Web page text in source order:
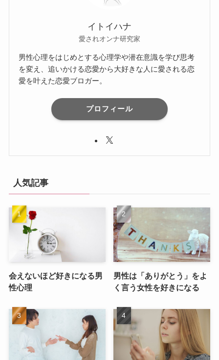
イトイハナ
愛されオンナ研究家
男性心理をはじめとする心理学や潜在意識を学び思考
を変え、追いかける恋愛から大好きな人に愛される恋
愛を叶えた恋愛ブロガー。
プロフィール
人気記事
会えないほど好きになる男
性心理
男性は「ありがとう」をよ
く言う女性を好きになる